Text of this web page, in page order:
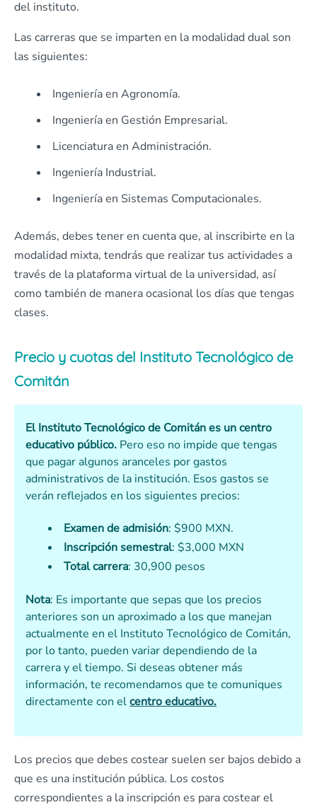
del instituto.
Las carreras que se imparten en la modalidad dual son
las siguientes:
Ingeniería en Agronomía.
Ingeniería en Gestión Empresarial.
Licenciatura en Administración.
Ingeniería Industrial.
Ingeniería en Sistemas Computacionales.
Además, debes tener en cuenta que, al inscribirte en la
modalidad mixta, tendrás que realizar tus actividades a
través de la plataforma virtual de la universidad, así
como también de manera ocasional los días que tengas
clases.
Precio y cuotas del Instituto Tecnológico de
Comitán
El Instituto Tecnológico de Comitán es un centro
educativo público. Pero eso no impide que tengas
que pagar algunos aranceles por gastos
administrativos de la institución. Esos gastos se
verán reflejados en los siguientes precios:
Examen de admisión: $900 MXN.
Inscripción semestral: $3,000 MXN
Total carrera: 30,900 pesos
Nota: Es importante que sepas que los precios
anteriores son un aproximado a los que manejan
actualmente en el Instituto Tecnológico de Comitán,
por lo tanto, pueden variar dependiendo de la
carrera y el tiempo. Si deseas obtener más
información, te recomendamos que te comuniques
directamente con elcentro educativo.
Los precios que debes costear suelen ser bajos debido a
que es una institución pública. Los costos
correspondientes a la inscripción es para costear el